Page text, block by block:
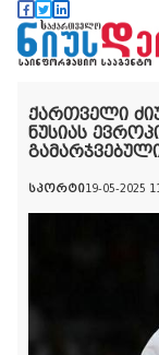
ქართველი
ნუსიას
სპორტი19-05-2025